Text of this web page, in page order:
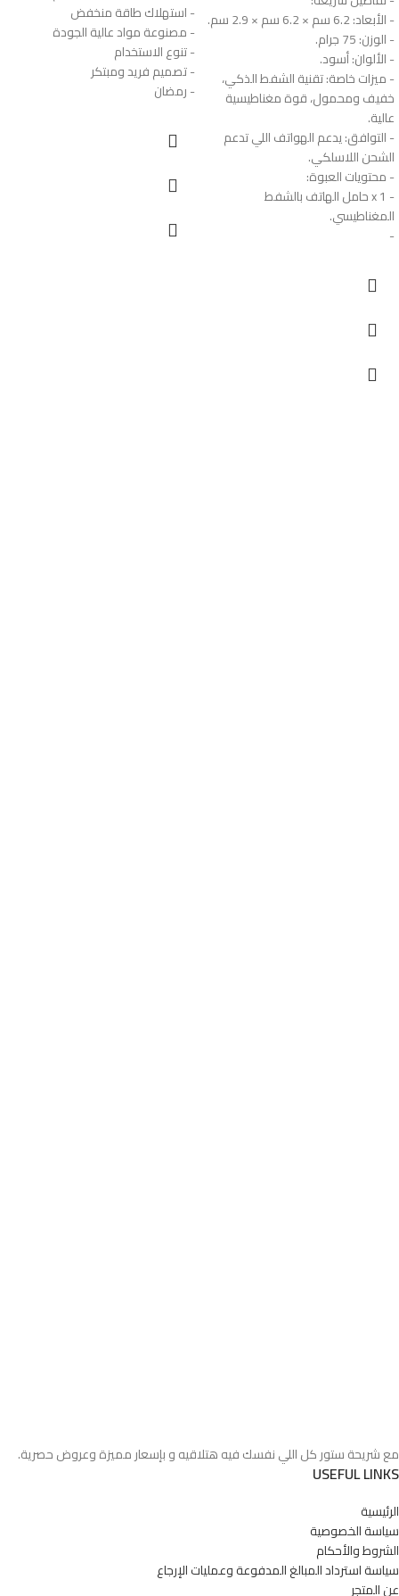
- الأبعاد: 6.2 سم × 6.2 سم × 2.9 سم.
- الوزن: 75 جرام.
- الألوان: أسود.
- ميزات خاصة: تقنية الشفط الذكي،
خفيف ومحمول، قوة مغناطيسية
عالية.
- التوافق: يدعم الهواتف اللي تدعم
الشحن اللاسلكي.
- محتويات العبوة:
- 1 x حامل الهاتف بالشفط
المغناطيسي.
-
- استهلاك طاقة منخفض
- مصنوعة مواد عالية الجودة
- تنوع الاستخدام
- تصميم فريد ومبتكر
- رمضان
مع شريحة ستور كل اللي نفسك فيه هتلاقيه و بإسعار مميزة وعروض حصرية.
USEFUL LINKS
الرئيسية
سياسة الخصوصية
الشروط والأحكام
سياسة استرداد المبالغ المدفوعة وعمليات الإرجاع
عن المتجر